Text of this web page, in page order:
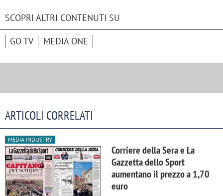
SCOPRI ALTRI CONTENUTI SU
GO TV MEDIA ONE
ARTICOLI CORRELATI
MEDIA INDUSTRY
Corriere della Sera e La
Gazzetta dello Sport
aumentano il prezzo a 1,70
euro